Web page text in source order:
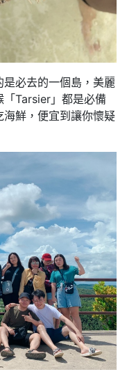
必去的一個島，美麗
「Tarsier」都是必備
鮮，便宜到讓你懷疑